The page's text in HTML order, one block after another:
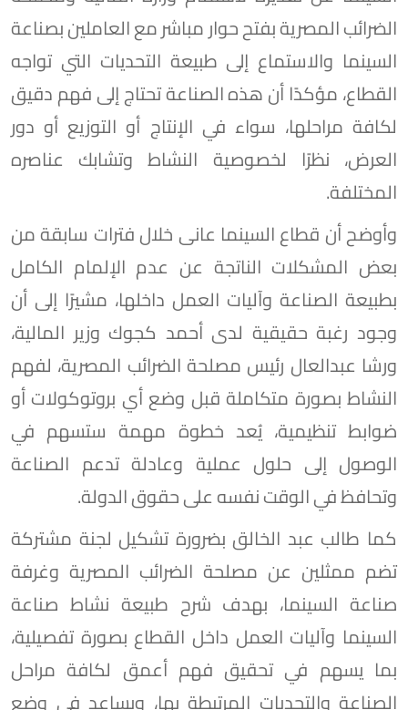
الضرائب المصرية بفتح حوار مباشر مع العاملين بصناعة
السينما والاستماع إلى طبيعة التحديات التي تواجه
القطاع، مؤكدًا أن هذه الصناعة تحتاج إلى فهم دقيق
لكافة مراحلها، سواء في الإنتاج أو التوزيع أو دور
العرض، نظرًا لخصوصية النشاط وتشابك عناصره
المختلفة.
وأوضح أن قطاع السينما عانى خلال فترات سابقة من
بعض المشكلات الناتجة عن عدم الإلمام الكامل
بطبيعة الصناعة وآليات العمل داخلها، مشيرًا إلى أن
وجود رغبة حقيقية لدى أحمد كجوك وزير المالية،
ورشا عبدالعال رئيس مصلحة الضرائب المصرية، لفهم
النشاط بصورة متكاملة قبل وضع أي بروتوكولات أو
ضوابط تنظيمية، يُعد خطوة مهمة ستسهم في
الوصول إلى حلول عملية وعادلة تدعم الصناعة
وتحافظ في الوقت نفسه على حقوق الدولة.
كما طالب عبد الخالق بضرورة تشكيل لجنة مشتركة
تضم ممثلين عن مصلحة الضرائب المصرية وغرفة
صناعة السينما، بهدف شرح طبيعة نشاط صناعة
السينما وآليات العمل داخل القطاع بصورة تفصيلية،
بما يسهم في تحقيق فهم أعمق لكافة مراحل
الصناعة والتحديات المرتبطة بها، ويساعد في وضع